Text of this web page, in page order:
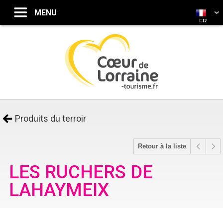
Produits du terroir
Retour à la liste
LES RUCHERS DE
LAHAYMEIX
FR